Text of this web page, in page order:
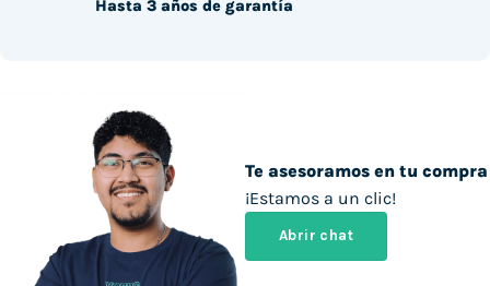
Te asesoramos en tu compra
¡Estamos a un clic!
Abrir chat
Hasta 3 años de garantía